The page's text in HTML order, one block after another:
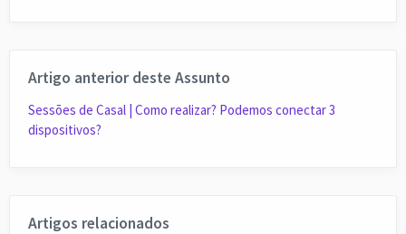
Artigo anterior deste Assunto
Sessões de Casal | Como realizar? Podemos conectar 3
dispositivos?
Artigos relacionados